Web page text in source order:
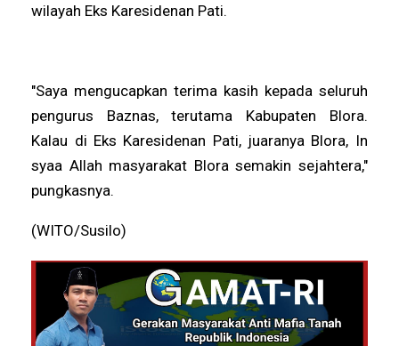
wilayah Eks Karesidenan Pati.
"Saya mengucapkan terima kasih kepada seluruh
pengurus Baznas, terutama Kabupaten Blora.
Kalau di Eks Karesidenan Pati, juaranya Blora, In
syaa Allah masyarakat Blora semakin sejahtera,"
pungkasnya.
(WITO/Susilo)